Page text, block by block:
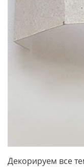
Декорируем все